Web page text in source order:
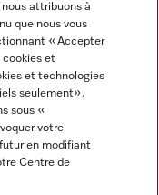
attribuons à
que nous vous
« Accepter
cookies et
et technologies
seulement».
sous «
votre
en modifiant
Centre de